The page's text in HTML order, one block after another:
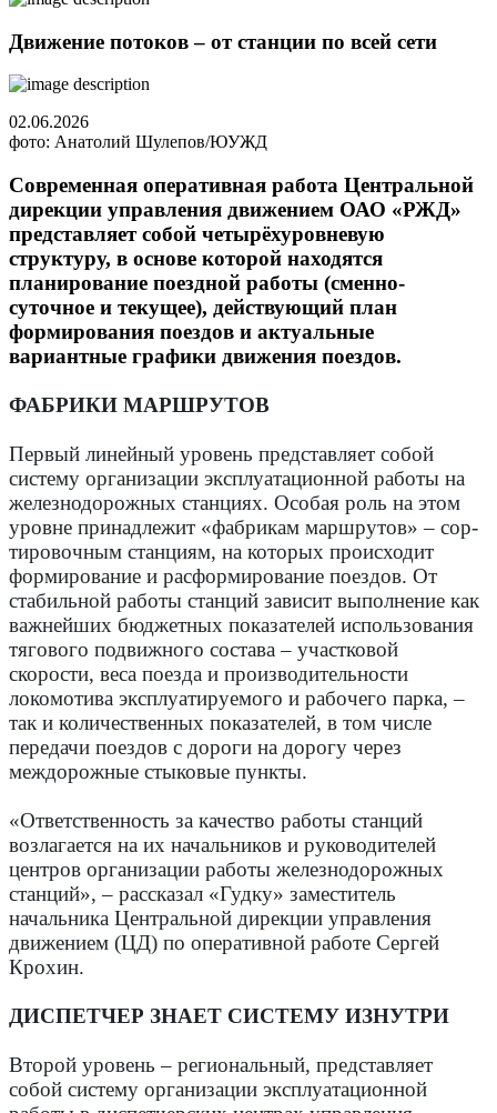
Движение потоков – от станции по всей сети
02.06.2026
фото: Анатолий Шулепов/ЮУЖД
Современная оперативная работа Центральной
дирекции управления движением ОАО «РЖД»
представляет собой четырёхуровневую
структуру, в основе которой находятся
планирование поездной работы (сменно-
суточное и текущее), действующий план
формирования поездов и актуальные
вариантные графики движения поездов.
ФАБРИКИ МАРШРУТОВ
Первый линейный уровень представляет собой
систему организации эксплуатационной работы на
железнодорожных станциях. Особая роль на этом
уровне принадлежит «фабрикам маршрутов» – сор­
тировочным станциям, на которых происходит
формирование и расформирование поездов. От
стабильной работы станций зависит выполнение как
важнейших бюджетных показателей использования
тягового подвижного состава – участковой
скорости, веса поезда и производительности
локомотива эксплуатируемого и рабочего парка, –
так и количественных показателей, в том числе
передачи поездов с дороги на дорогу через
междорожные стыковые пункты.
«Ответственность за качество работы станций
возлагается на их начальников и руководителей
центров организации работы железнодорожных
станций», – рассказал «Гудку» заместитель
начальника Центральной дирекции управления
движением (ЦД) по оперативной работе Сергей
Крохин.
ДИСПЕТЧЕР ЗНАЕТ ­СИСТЕМУ ИЗНУТРИ
Второй уровень – региональный, представляет
собой систему организации эксплуатационной